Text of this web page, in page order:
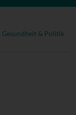
Gesundheit & Politik